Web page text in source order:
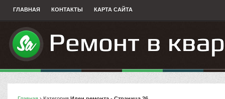
ГЛАВНАЯ КОНТАКТЫ КАРТА САЙТА